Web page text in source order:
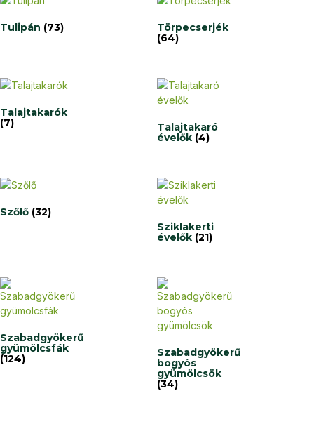
Tulipán (73)
Törpecserjék
(64)
Talajtakarók
(7)
Talajtakaró
évelők (4)
Szőlő (32)
Sziklakerti
évelők (21)
Szabadgyökerű
gyümölcsfák
(124)
Szabadgyökerű
bogyós
gyümölcsök
(34)